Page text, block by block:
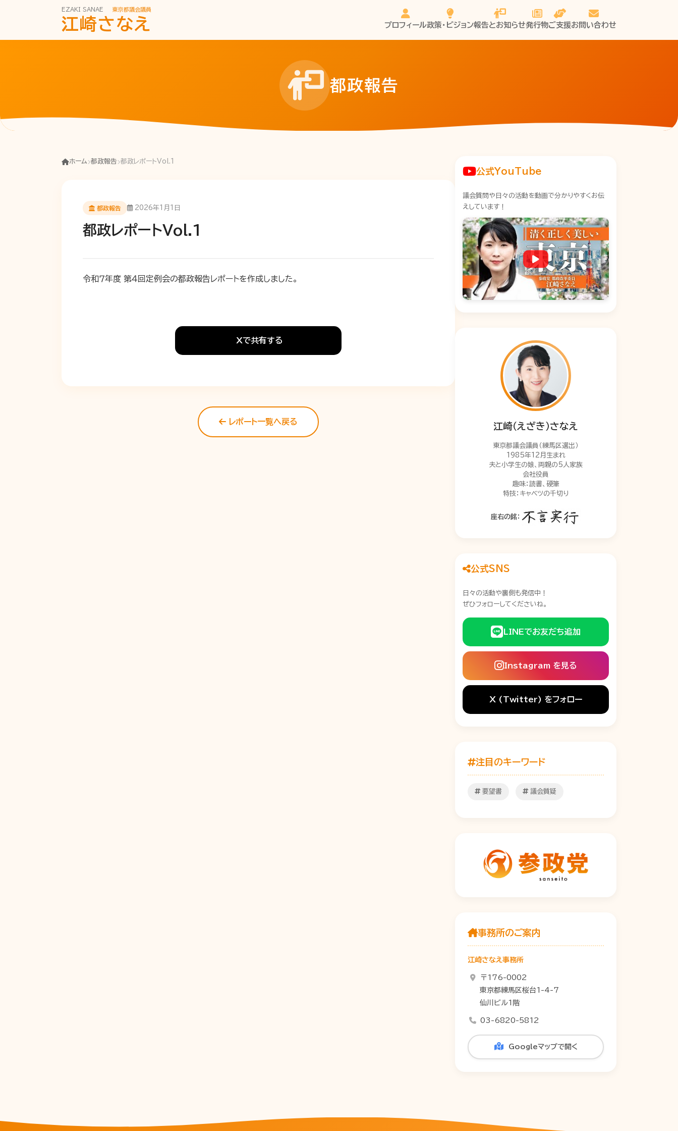
EZAKI SANAE 東京都議会議員
江崎さなえ プロフィール政策・ビジョン報告とお知らせ発行物ご支援お問い合わせ
都政報告
ホーム 都政報告 都政レポートVol.1
都政報告 2026年1月1日
都政レポートVol.1
令和７年度 第４回定例会の都政報告レポートを作成しました。
Xで共有する
レポート一覧へ戻る
公式YouTube
議会質問や日々の活動を動画で分かりやすくお伝
えしています！
江崎（えざき）さなえ
東京都議会議員（練馬区選出）
1985年12月生まれ
夫と小学生の娘、両親の5人家族
会社役員
趣味：読書、硬筆
特技：キャベツの千切り
座右の銘：
公式SNS
日々の活動や裏側も発信中！
ぜひフォローしてくださいね。
LINEでお友だち追加
Instagram を見る
X (Twitter) をフォロー
注目のキーワード
要望書 議会質疑
事務所のご案内
江崎さなえ事務所
〒176-0002
東京都練馬区桜台1-4-7
仙川ビル1階
03-6820-5812
Googleマップで開く